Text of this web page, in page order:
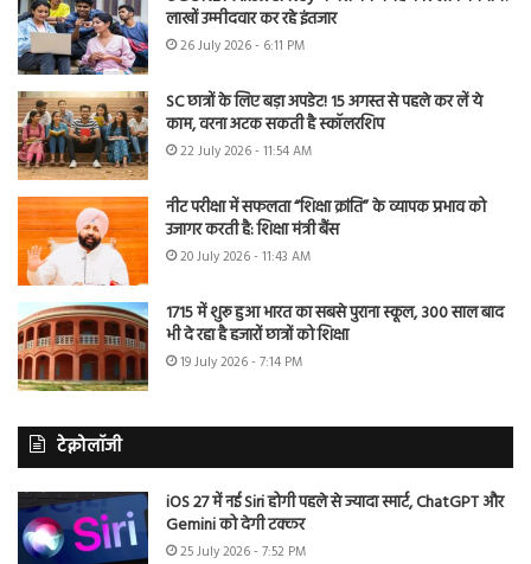
लाखों उम्मीदवार कर रहे इंतजार
26 July 2026 - 6:11 PM
SC छात्रों के लिए बड़ा अपडेट! 15 अगस्त से पहले कर लें ये
काम, वरना अटक सकती है स्कॉलरशिप
22 July 2026 - 11:54 AM
नीट परीक्षा में सफलता “शिक्षा क्रांति” के व्यापक प्रभाव को
उजागर करती है: शिक्षा मंत्री बैंस
20 July 2026 - 11:43 AM
1715 में शुरू हुआ भारत का सबसे पुराना स्कूल, 300 साल बाद
भी दे रहा है हजारों छात्रों को शिक्षा
19 July 2026 - 7:14 PM
टेक्नोलॉजी
iOS 27 में नई Siri होगी पहले से ज्यादा स्मार्ट, ChatGPT और
Gemini को देगी टक्कर
25 July 2026 - 7:52 PM